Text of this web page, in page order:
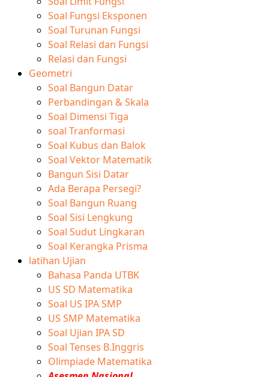
Soal Fungsi Eksponen
Soal Turunan Fungsi
Soal Relasi dan Fungsi
Relasi dan Fungsi
Geometri
Soal Bangun Datar
Perbandingan & Skala
Soal Dimensi Tiga
soal Tranformasi
Soal Kubus dan Balok
Soal Vektor Matematik
Bangun Sisi Datar
Ada Berapa Persegi?
Soal Bangun Ruang
Soal Sisi Lengkung
Soal Sudut Lingkaran
Soal Kerangka Prisma
latihan Ujian
Bahasa Panda UTBK
US SD Matematika
Soal US IPA SMP
US SMP Matematika
Soal Ujian IPA SD
Soal Tenses B.Inggris
Olimpiade Matematika